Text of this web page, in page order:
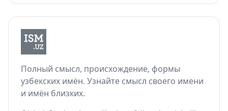
Полный смысл, происхождение, формы
узбекских имён. Узнайте смысл своего имени
и имён близких.